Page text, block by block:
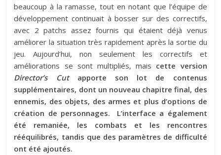
beaucoup à la ramasse, tout en notant que l’équipe de
développement continuait à bosser sur des correctifs,
avec 2 patchs assez fournis qui étaient déjà venus
améliorer la situation très rapidement après la sortie du
jeu. Aujourd’hui, non seulement les correctifs et
améliorations se sont multipliés, mais cette version
Director’s Cut apporte son lot de contenus
supplémentaires, dont un nouveau chapitre final, des
ennemis, des objets, des armes et plus d’options de
création de personnages. L’interface a également
été remaniée, les combats et les rencontres
rééquilibrés, tandis que des paramètres de difficulté
ont été ajoutés.